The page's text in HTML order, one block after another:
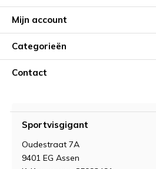
Mijn account
Categorieën
Contact
Sportvisgigant
Oudestraat 7A
9401 EG Assen